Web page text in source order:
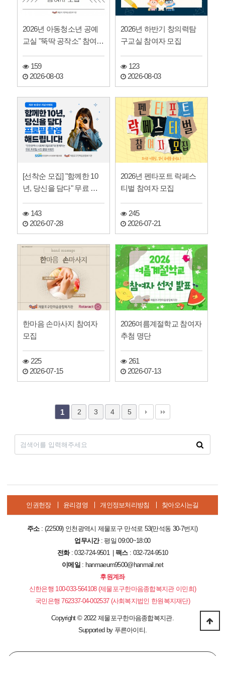
2026년 아동청소년 공예
교실 "뚝딱 공작소" 참여자
159
2026-08-03
2026년 하반기 창의력탐
구교실 참여자 모집
123
2026-08-03
[선착순 모집] "함께한 10
년, 당신을 담다" 무료 프
143
2026-07-28
2026년 펜타포트 락페스
티벌 참여자 모집
245
2026-07-21
한마음 손마사지 참여자
모집
225
2026-07-15
2026여름계절학교 참여자
추첨 명단
261
2026-07-13
1 2 3 4 5
인권헌장 윤리경영 개인정보처리방침 찾아오시는길
주소: (22509) 인천광역시 제물포구 만석로 53(만석동 30-7번지)
업무시간: 평일 09:00~18:00
전화: 032-724-9501 |팩스: 032-724-9510
이메일: hanmaeum9500@hanmail.net
후원계좌
신한은행 100-033-564108 (제물포구한마음종합복지관 이민희)
국민은행 762337-04-002537 (사회복지법인 한원복지재단)
Copyright ©2022 제물포구한마음종합복지관.
Supported by 푸른아이티.